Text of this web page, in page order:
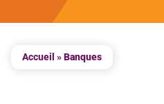
Accueil »Banques